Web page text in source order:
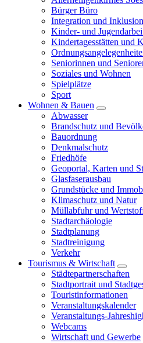
Bürger Büro
Integration und Inklusion
Kinder- und
Kindertagesstätten und
Seniorinnen und
Soziales und Wohnen
Spielplätze
Sport
Wohnen & Bauen
Abwasser
Brandschutz und
Bauordnung
Denkmalschutz
Friedhöfe
Geoportal, Karten und
Glasfaserausbau
Grundstücke und
Klimaschutz und Natur
Müllabfuhr und
Stadtarchäologie
Stadtplanung
Stadtreinigung
Verkehr
Tourismus & Wirtschaft
Städtepartnerschaften
Stadtportrait und
Touristinformationen
Veranstaltungskalender
Veranstaltungs-
Webcams
Wirtschaft und Gewerbe